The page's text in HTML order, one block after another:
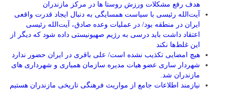
هدف رفع مشکلات ورزش روستا ها در مرکز مازندران
آیت‌الله رئیسی با سیاست همسایگی به دنبال ایجاد قدرت واقعی
ایران در منطقه بود/ در عملیات وعده صادق، آیت‌الله رئیسی
اعتقاد داشت باید درسی به رژیم صهیونیستی داده شود که دیگر از
این غلط‌ها نکند
هیچ امضایی تکذیب نشده است/ علی باقری در ایران حضور ندارد
شهردار ساری عضو هیات مدیره سازمان همیاری و شهرداری های
مازندران شد.
نیازمند اطلاعات جامع از مواریث فرهنگی تاریخی مازندران هستیم